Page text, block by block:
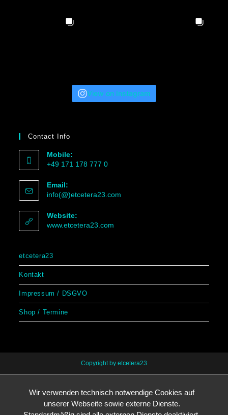
View on Instagram
Contact Info
Mobile:
+49 171 178 777 0
Email:
info(@)etcetera23.com
Website:
www.etcetera23.com
etcetera23
Kontakt
Impressum / DSGVO
Shop / Termine
Copyright by etcetera23
Wir verwenden technisch notwendige Cookies auf
unserer Webseite sowie externe Dienste.